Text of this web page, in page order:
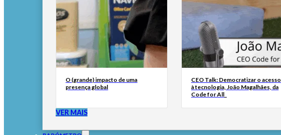
O (grande) impacto de uma
presença global
CEO Talk: Democratizar o acesso
à tecnologia, João Magalhães, da
Code for All_
VER MAIS